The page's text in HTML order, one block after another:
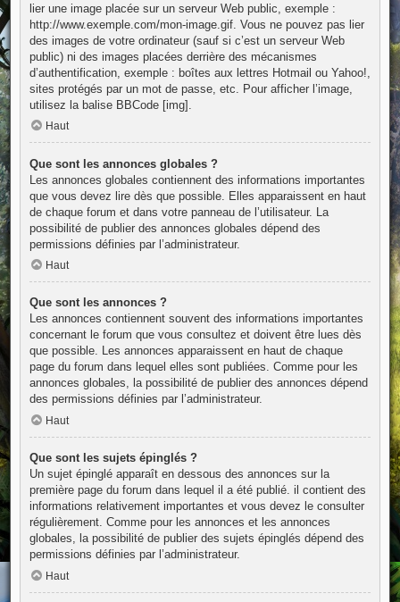
lier une image placée sur un serveur Web public, exemple :
http://www.exemple.com/mon-image.gif. Vous ne pouvez pas lier
des images de votre ordinateur (sauf si c’est un serveur Web
public) ni des images placées derrière des mécanismes
d’authentification, exemple : boîtes aux lettres Hotmail ou Yahoo!,
sites protégés par un mot de passe, etc. Pour afficher l’image,
utilisez la balise BBCode [img].
Haut
Que sont les annonces globales ?
Les annonces globales contiennent des informations importantes
que vous devez lire dès que possible. Elles apparaissent en haut
de chaque forum et dans votre panneau de l’utilisateur. La
possibilité de publier des annonces globales dépend des
permissions définies par l’administrateur.
Haut
Que sont les annonces ?
Les annonces contiennent souvent des informations importantes
concernant le forum que vous consultez et doivent être lues dès
que possible. Les annonces apparaissent en haut de chaque
page du forum dans lequel elles sont publiées. Comme pour les
annonces globales, la possibilité de publier des annonces dépend
des permissions définies par l’administrateur.
Haut
Que sont les sujets épinglés ?
Un sujet épinglé apparaît en dessous des annonces sur la
première page du forum dans lequel il a été publié. il contient des
informations relativement importantes et vous devez le consulter
régulièrement. Comme pour les annonces et les annonces
globales, la possibilité de publier des sujets épinglés dépend des
permissions définies par l’administrateur.
Haut